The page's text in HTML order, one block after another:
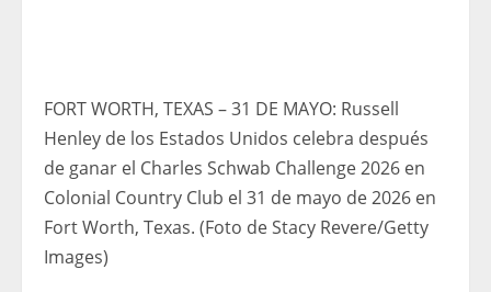
FORT WORTH, TEXAS – 31 DE MAYO: Russell
Henley de los Estados Unidos celebra después
de ganar el Charles Schwab Challenge 2026 en
Colonial Country Club el 31 de mayo de 2026 en
Fort Worth, Texas. (Foto de Stacy Revere/Getty
Images)